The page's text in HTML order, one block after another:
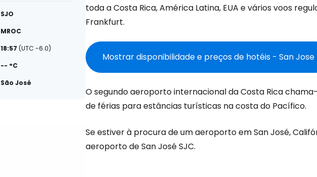
SJO
MROC
18:57 (UTC -6.0)
-- °C
São José
toda a Costa Rica, América Latina, EUA e vários voos
Frankfurt.
Mostrar disponibilidade e preços de hotéis - San Jose
O segundo aeroporto internacional da Costa Rica
de férias para estâncias turísticas na costa do Pacífico.
Se estiver à procura de um aeroporto em San José,
aeroporto de San José SJC.
Iniciar